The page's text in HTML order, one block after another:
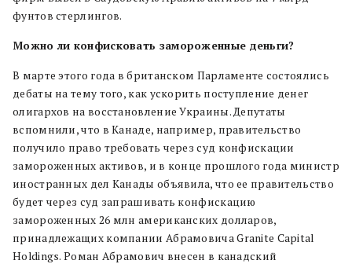
фунтов стерлингов.
Можно ли конфисковать замороженные деньги?
В марте этого года в британском Парламенте состоялись
дебаты на тему того, как ускорить поступление денег
олигархов на восстановление Украины. Депутаты
вспомнили, что в Канаде, например, правительство
получило право требовать через суд конфискации
замороженных активов, и в конце прошлого года министр
иностранных дел Канады объявила, что ее правительство
будет через суд запрашивать конфискацию
замороженных 26 млн американских долларов,
принадлежащих компании Абрамовича Granite Capital
Holdings. Роман Абрамович внесен в канадский